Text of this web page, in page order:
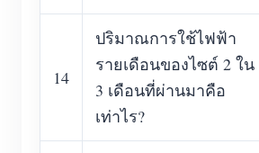
14
ปริมาณการใช้ไฟฟ้า
รายเดือนของไซต์ 2 ใน
3 เดือนที่ผ่านมาคือ
เท่าไร?